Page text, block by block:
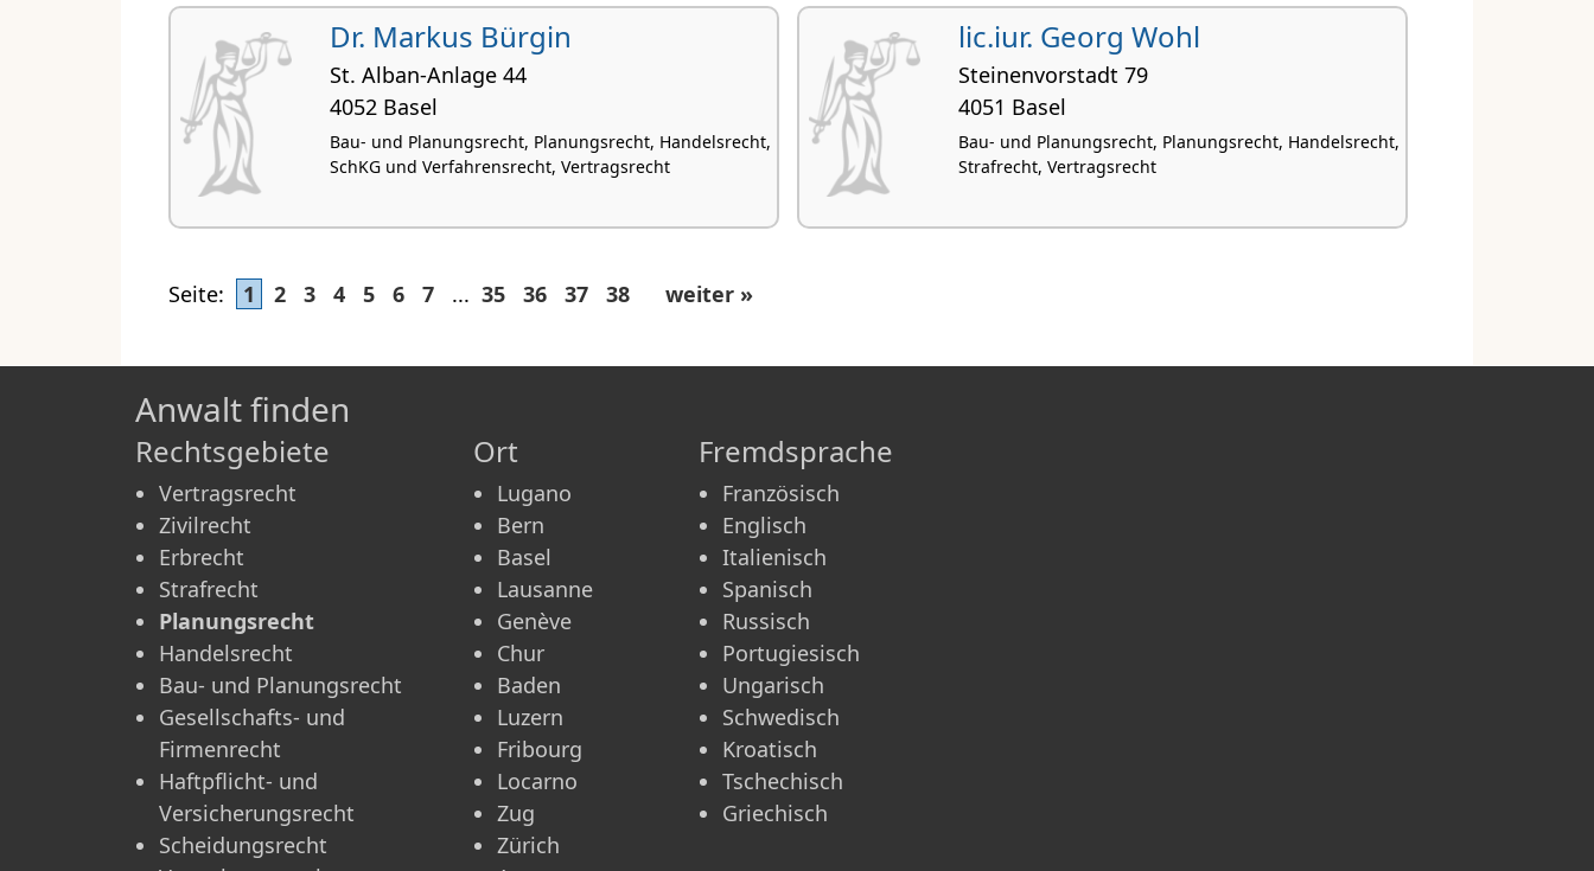
Dr. Markus Bürgin
St. Alban-Anlage 44
4052 Basel
Bau- und Planungsrecht, Planungsrecht, Handelsrecht,
SchKG und Verfahrensrecht, Vertragsrecht
lic.iur. Georg Wohl
Steinenvorstadt 79
4051 Basel
Bau- und Planungsrecht, Planungsrecht, Handelsrecht,
Strafrecht, Vertragsrecht
Seite: 1 2 3 4 5 6 7 ... 35 36 37 38 weiter »
Anwalt finden
Rechtsgebiete
Vertragsrecht
Zivilrecht
Erbrecht
Strafrecht
Planungsrecht
Handelsrecht
Bau- und Planungsrecht
Gesellschafts- und
Firmenrecht
Haftpflicht- und
Versicherungsrecht
Scheidungsrecht
Ort
Lugano
Bern
Basel
Lausanne
Genève
Chur
Baden
Luzern
Fribourg
Locarno
Zug
Zürich
Fremdsprache
Französisch
Englisch
Italienisch
Spanisch
Russisch
Portugiesisch
Ungarisch
Schwedisch
Kroatisch
Tschechisch
Griechisch